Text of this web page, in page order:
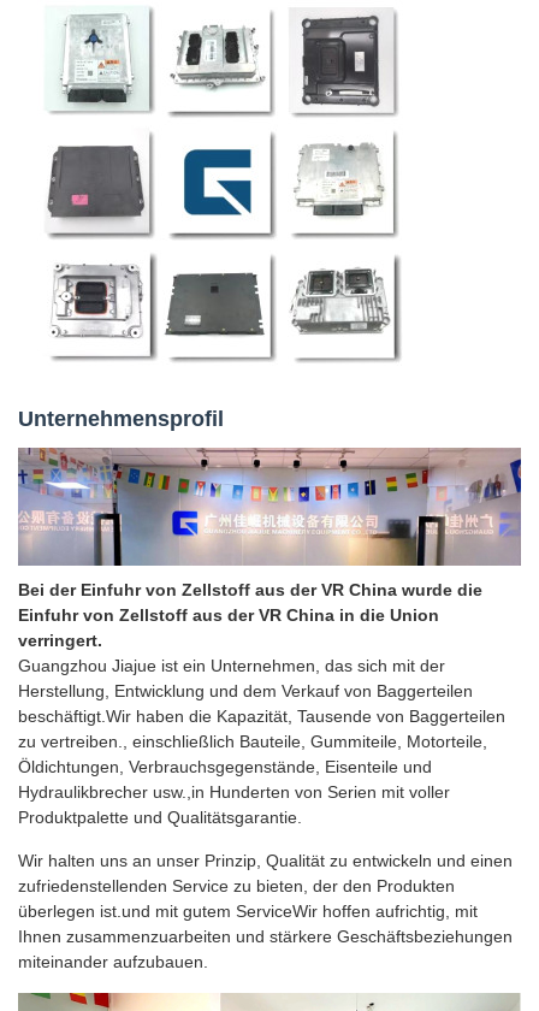
Unternehmensprofil
Bei der Einfuhr von Zellstoff aus der VR China wurde die
Einfuhr von Zellstoff aus der VR China in die Union
verringert.
Guangzhou Jiajue ist ein Unternehmen, das sich mit der
Herstellung, Entwicklung und dem Verkauf von Baggerteilen
beschäftigt.Wir haben die Kapazität, Tausende von Baggerteilen
zu vertreiben., einschließlich Bauteile, Gummiteile, Motorteile,
Öldichtungen, Verbrauchsgegenstände, Eisenteile und
Hydraulikbrecher usw.,in Hunderten von Serien mit voller
Produktpalette und Qualitätsgarantie.
Wir halten uns an unser Prinzip, Qualität zu entwickeln und einen
zufriedenstellenden Service zu bieten, der den Produkten
überlegen ist.und mit gutem ServiceWir hoffen aufrichtig, mit
Ihnen zusammenzuarbeiten und stärkere Geschäftsbeziehungen
miteinander aufzubauen.